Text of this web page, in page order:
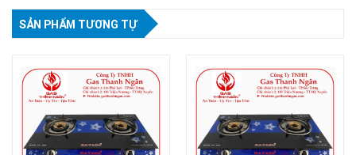
SẢN PHẨM TƯƠNG TỰ